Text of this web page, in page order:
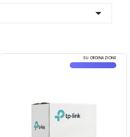

SU ORDINAZIONE